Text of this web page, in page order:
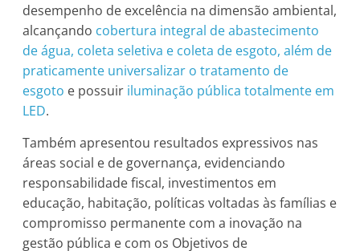
desempenho de excelência na dimensão ambiental,
alcançando cobertura integral de abastecimento
de água, coleta seletiva e coleta de esgoto, além de
praticamente universalizar o tratamento de
esgoto e possuir iluminação pública totalmente em
LED.
Também apresentou resultados expressivos nas
áreas social e de governança, evidenciando
responsabilidade fiscal, investimentos em
educação, habitação, políticas voltadas às famílias e
compromisso permanente com a inovação na
gestão pública e com os Objetivos de